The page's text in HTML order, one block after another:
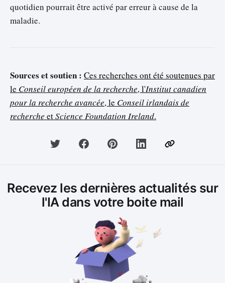
quotidien pourrait être activé par erreur à cause de la
maladie.
Sources et soutien : Ces recherches ont été soutenues par
le Conseil européen de la recherche, l'Institut canadien
pour la recherche avancée, le Conseil irlandais de
recherche etScience Foundation Ireland.
Recevez les dernières actualités sur
l'IA dans votre boite mail